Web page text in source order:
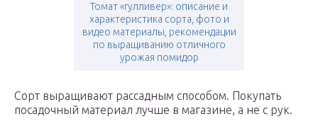
Томат «гулливер»: описание и
характеристика сорта, фото и
видео материалы, рекомендации
по выращиванию отличного
урожая помидор
Сорт выращивают рассадным способом. Покупать
посадочный материал лучше в магазине, а не с рук.